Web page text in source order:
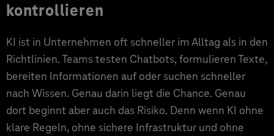
kontrollieren
KI ist in Unternehmen oft schneller im Alltag als in den
Richtlinien. Teams testen Chatbots, formulieren Texte,
bereiten Informationen auf oder suchen schneller
nach Wissen. Genau darin liegt die Chance. Genau
dort beginnt aber auch das Risiko. Denn wenn KI ohne
klare Regeln, ohne sichere Infrastruktur und ohne